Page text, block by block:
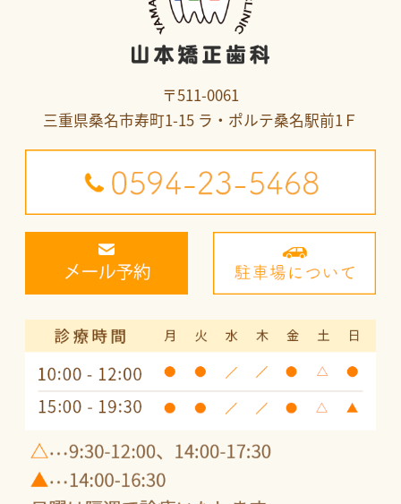
〒511-0061
三重県桑名市寿町1-15 ラ・ポルテ桑名駅前1Ｆ